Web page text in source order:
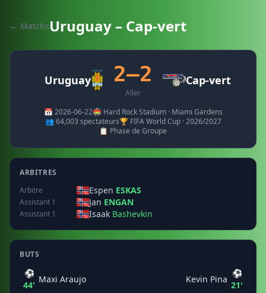
← MatchsUruguay – Cap-vert
Uruguay 2–2
Aller
Cap-vert
📅 2026-06-22🏟️ Hard Rock Stadium · Miami Gardens
👥 64,003 spectateurs🏆 FIFA World Cup · 2026/2027
📋 Phase de Groupe
ARBITRES
Arbitre
Espen ESKAS
Assistant 1 Jan ENGAN
Assistant 1 Isaak Bashevkin
BUTS
⚽
44'
Maxi Araujo
Kevin Pina
⚽
21'